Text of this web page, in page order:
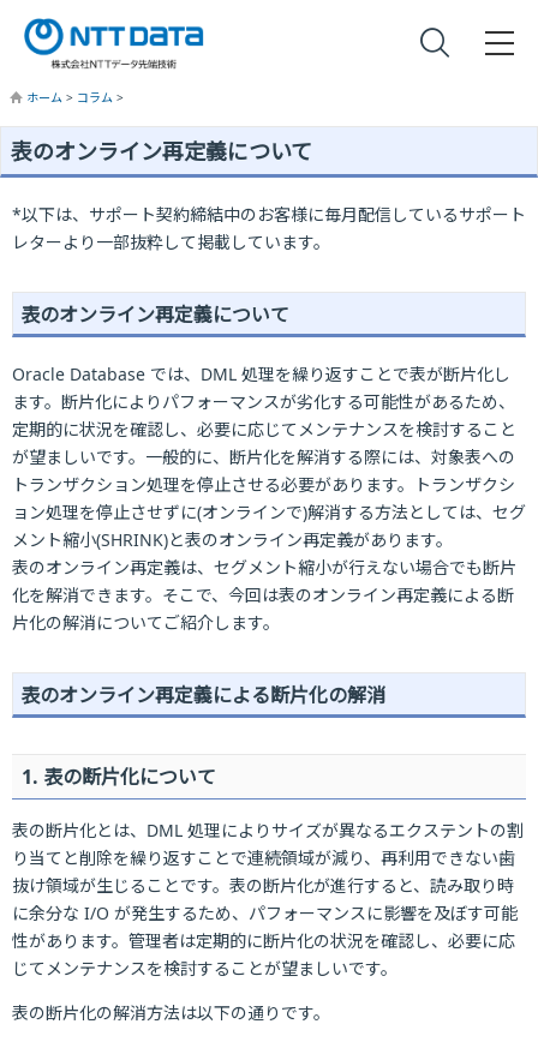
ホーム > コラム >
表のオンライン再定義について
*以下は、サポート契約締結中のお客様に毎月配信しているサポート
レターより一部抜粋して掲載しています。
表のオンライン再定義について
Oracle Database では、DML 処理を繰り返すことで表が断片化し
ます。断片化によりパフォーマンスが劣化する可能性があるため、
定期的に状況を確認し、必要に応じてメンテナンスを検討すること
が望ましいです。一般的に、断片化を解消する際には、対象表への
トランザクション処理を停止させる必要があります。トランザクシ
ョン処理を停止させずに(オンラインで)解消する方法としては、セグ
メント縮小(SHRINK)と表のオンライン再定義があります。
表のオンライン再定義は、セグメント縮小が行えない場合でも断片
化を解消できます。そこで、今回は表のオンライン再定義による断
片化の解消についてご紹介します。
表のオンライン再定義による断片化の解消
1. 表の断片化について
表の断片化とは、DML 処理によりサイズが異なるエクステントの割
り当てと削除を繰り返すことで連続領域が減り、再利用できない歯
抜け領域が生じることです。表の断片化が進行すると、読み取り時
に余分な I/O が発生するため、パフォーマンスに影響を及ぼす可能
性があります。管理者は定期的に断片化の状況を確認し、必要に応
じてメンテナンスを検討することが望ましいです。
表の断片化の解消方法は以下の通りです。